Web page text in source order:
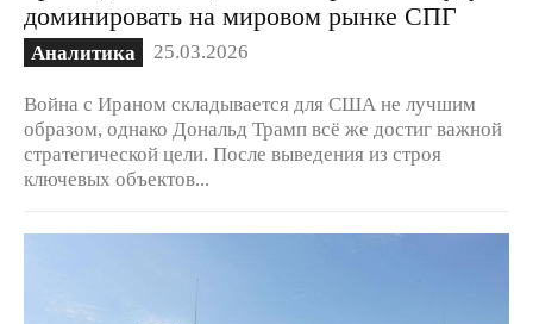
доминировать на мировом рынке СПГ
Аналитика 25.03.2026
Война с Ираном складывается для США не лучшим
образом, однако Дональд Трамп всё же достиг важной
стратегической цели. После выведения из строя
ключевых объектов...